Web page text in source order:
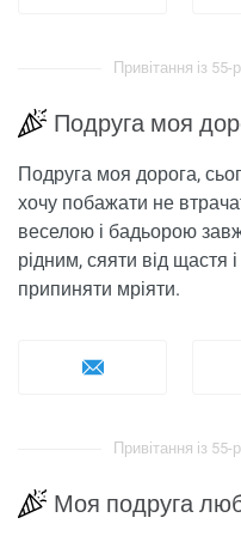
Привітання із
Подруга моя
Подруга моя дорога,
хочу побажати не
веселою і бадьорою
рідним, сяяти від щастя
припиняти мріяти.
Привітання із
Моя подруга